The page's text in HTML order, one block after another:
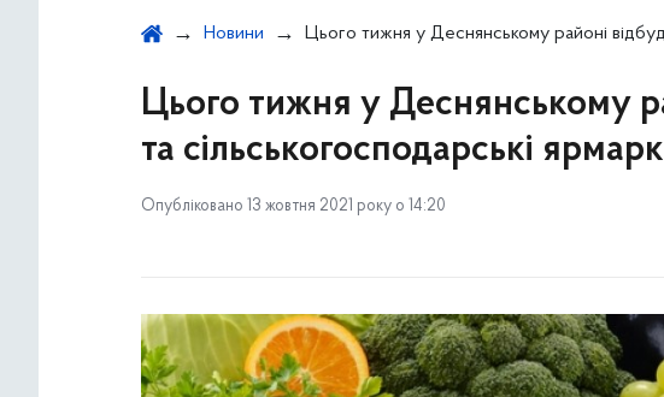
Новини Цього тижня у Деснянському районі відбудуться сезонний та сільськогосподарські ярмарки
Цього тижня у Деснянському
та сільськогосподарські
Опубліковано 13 жовтня 2021 року о 14:20